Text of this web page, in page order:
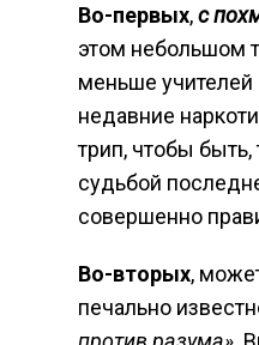
Во-первых,с
этом небольшом
меньше учителей
недавние
трип, чтобы
судьбой
совершенно
Во-вторых,
печально